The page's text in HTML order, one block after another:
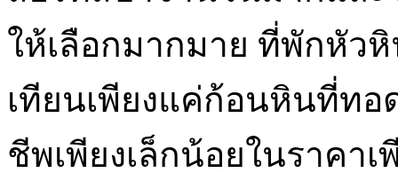
ให้เลือกมากมาย ที่พักหัว
เทียนเพียงแค่ก้อนหินที่ทอ
ชีพเพียงเล็กน้อยในราคาเ